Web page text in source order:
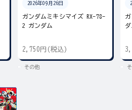
2026年09月26日
ガンダムミキシマイズ RX-78-
2 ガンダム
2,750円(税込)
その他